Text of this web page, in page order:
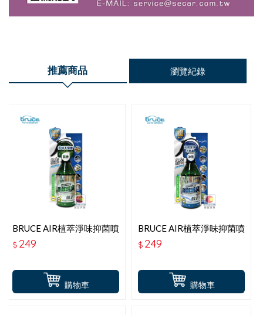
推薦商品 瀏覽紀錄
購物車
BRUCE AIR植萃淨味抑菌噴
霧-無香
$ 249
購物車
BRUCE AIR植萃淨味抑菌噴
霧-沐風
$ 249